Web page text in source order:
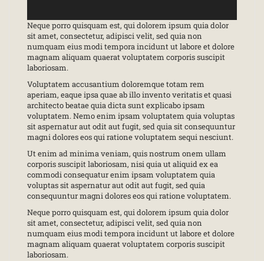
Neque porro quisquam est, qui dolorem ipsum quia dolor
sit amet, consectetur, adipisci velit, sed quia non
numquam eius modi tempora incidunt ut labore et dolore
magnam aliquam quaerat voluptatem corporis suscipit
laboriosam.
Voluptatem accusantium doloremque totam rem
aperiam, eaque ipsa quae ab illo invento veritatis et quasi
architecto beatae quia dicta sunt explicabo ipsam
voluptatem. Nemo enim ipsam voluptatem quia voluptas
sit aspernatur aut odit aut fugit, sed quia sit consequuntur
magni dolores eos qui ratione voluptatem sequi nesciunt.
Ut enim ad minima veniam, quis nostrum onem ullam
corporis suscipit laboriosam, nisi quia ut aliquid ex ea
commodi consequatur enim ipsam voluptatem quia
voluptas sit aspernatur aut odit aut fugit, sed quia
consequuntur magni dolores eos qui ratione voluptatem.
Neque porro quisquam est, qui dolorem ipsum quia dolor
sit amet, consectetur, adipisci velit, sed quia non
numquam eius modi tempora incidunt ut labore et dolore
magnam aliquam quaerat voluptatem corporis suscipit
laboriosam.